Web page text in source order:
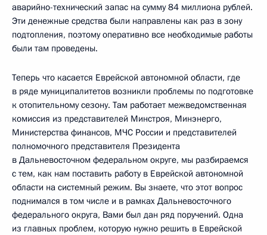
аварийно-технический запас на сумму 84 миллиона рублей.
Эти денежные средства были направлены как раз в зону
подтопления, поэтому оперативно все необходимые работы
были там проведены.
Теперь что касается Еврейской автономной области, где
в ряде муниципалитетов возникли проблемы по подготовке
к отопительному сезону. Там работает межведомственная
комиссия из представителей Минстроя, Минэнерго,
Министерства финансов, МЧС России и представителей
полномочного представителя Президента
в Дальневосточном федеральном округе, мы разбираемся
с тем, как нам поставить работу в Еврейской автономной
области на системный режим. Вы знаете, что этот вопрос
поднимался в том числе и в рамках Дальневосточного
федерального округа, Вами был дан ряд поручений. Одна
из главных проблем, которую нужно решить в Еврейской